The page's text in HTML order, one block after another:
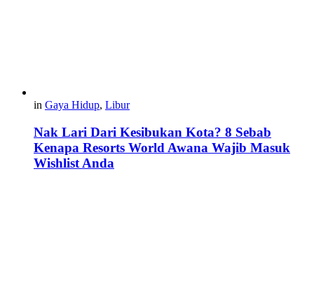
in Gaya Hidup, Libur
Nak Lari Dari Kesibukan Kota? 8 Sebab
Kenapa Resorts World Awana Wajib Masuk
Wishlist Anda